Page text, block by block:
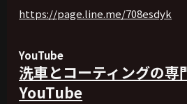
https://page.line.me/708esdyk
YouTube
洗車とコーティングの専
YouTube